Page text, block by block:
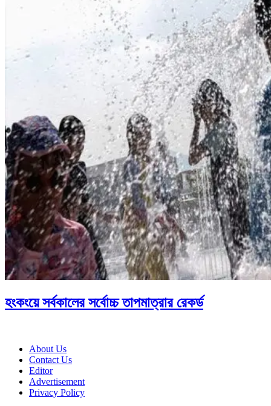
হংকংয়ে সর্বকালের সর্বোচ্চ তাপমাত্রার রেকর্ড
About Us
Contact Us
Editor
Advertisement
Privacy Policy